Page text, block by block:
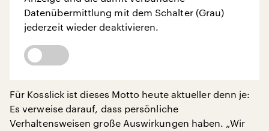
Datenübermittlung mit dem Schalter (Grau)
jederzeit wieder deaktivieren.
Für Kosslick ist dieses Motto heute aktueller denn je:
Es verweise darauf, dass persönliche
Verhaltensweisen große Auswirkungen haben. „Wir